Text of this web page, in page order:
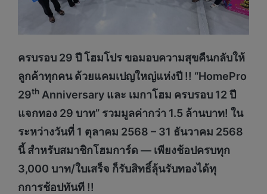
ครบรอบ 29 ปี โฮมโปร ขอมอบความสุขคืนกลับให้
ลูกค้าทุกคน ด้วยแคมเปญใหญ่แห่งปี !! “HomePro
29th Anniversary และ เมกาโฮม ครบรอบ 12 ปี
แจกทอง 29 บาท” รวมมูลค่ากว่า 1.5 ล้านบาท! ใน
ระหว่างวันที่ 1 ตุลาคม 2568 – 31 ธันวาคม 2568
นี้ สำหรับสมาชิกโฮมการ์ด –– เพียงช้อปครบทุก
3,000 บาท/ใบเสร็จ ก็รับสิทธิ์ลุ้นรับทองได้ทุ
กการช้อปทันที !!